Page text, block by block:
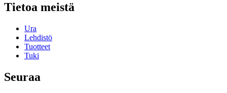
Tietoa meistä
Ura
Lehdistö
Tuotteet
Tuki
Seuraa